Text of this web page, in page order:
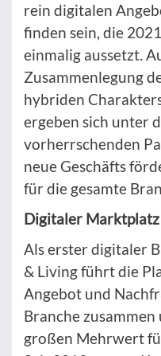
rein digitalen
finden sein, die
einmalig aussetzt.
Zusammenlegung
hybriden
ergeben sich unter
vorherrschenden
neue Geschäfts
für die gesamte
Digitaler
Als erster digitaler
& Living führt die
Angebot und
Branche
großen Mehrwert